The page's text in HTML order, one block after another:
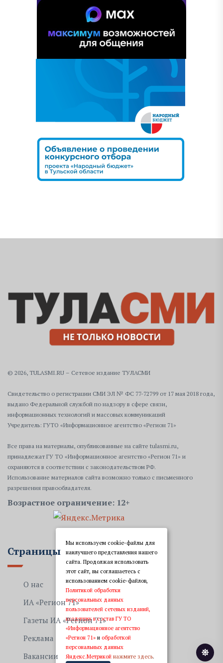
© 2026, TULASMI.RU – Сетевое издание ТУЛАСМИ
Свидетельство о регистрации СМИ ЭЛ № ФС 77-72799 от 17 мая 2018 года,
выдано Федеральной службой по надзору в сфере связи,
информационных технологий и массовых коммуникаций
Учредитель: ГУТО «Информационное агентство «Регион 71»
Все права на материалы, опубликованные на сайте tulasmi.ru,
принадлежат ГУ ТО «Информационное агентство «Регион 71» и
охраняются в соответствии с законодательством РФ.
Использование материалов сайта возможно только с письменного
разрешения правообладателя.
Возрастное ограничение: 12+
Страницы
О нас
ИА «Регион 71»
Газеты ИА «Регион 71»
Реклама
Вакансии
Мы используем cookie-файлы для
наилучшего представления нашего
сайта. Продолжая использовать
этот сайт, вы соглашаетесь с
использованием cookie-файлов,
Политикой обработки
персональных данных
пользователей сетевых изданий,
входящих в состав ГУ ТО
«Информационное агентство
«Регион 71» и обработкой
персональных данных
Яндекс.Метрикой нажмите здесь.